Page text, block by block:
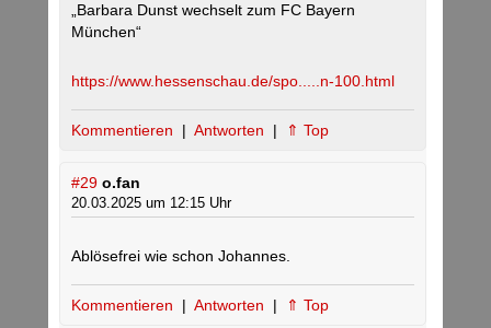
„Barbara Dunst wechselt zum FC Bayern
München“
https://www.hessenschau.de/spo.....n-100.html
Kommentieren | Antworten | ⇑ Top
#29 o.fan
20.03.2025 um 12:15 Uhr
Ablösefrei wie schon Johannes.
Kommentieren | Antworten | ⇑ Top